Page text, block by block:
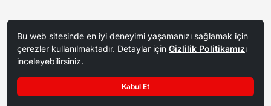
Bu web sitesinde en iyi deneyimi yaşamanızı sağlamak için
çerezler kullanılmaktadır. Detaylar için Gizlilik Politikamızı
inceleyebilirsiniz.
Kabul Et